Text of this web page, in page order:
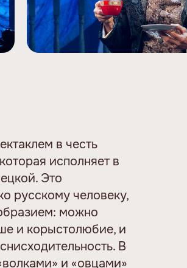
в честь
исполняет в
Это
русскому человеку,
можно
и корыстолюбие, и
В
и «овцами»